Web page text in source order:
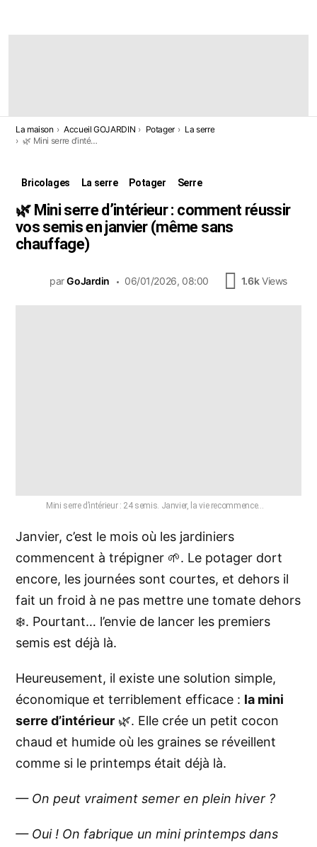
Vous êtes ici:
La maison Accueil GOJARDIN Potager
La serre
🌿 Mini serre d’intérieur : comment réussir vos semis en janvier (même sans chauffage)
Bricolages La serre Potager Serre
🌿 Mini serre d’intérieur : comment réussir
vos semis en janvier (même sans
chauffage)
par GoJardin 06/01/2026, 08:00 1.6k Views
Mini serre d’intérieur : 24 semis. Janvier, la vie recommence…
Janvier, c’est le mois où les jardiniers
commencent à trépigner 🌱. Le potager dort
encore, les journées sont courtes, et dehors il
fait un froid à ne pas mettre une tomate dehors
❄️. Pourtant… l’envie de lancer les premiers
semis est déjà là.
Heureusement, il existe une solution simple,
économique et terriblement efficace : la mini
serre d’intérieur 🌿. Elle crée un petit cocon
chaud et humide où les graines se réveillent
comme si le printemps était déjà là.
— On peut vraiment semer en plein hiver ?
— Oui ! On fabrique un mini printemps dans